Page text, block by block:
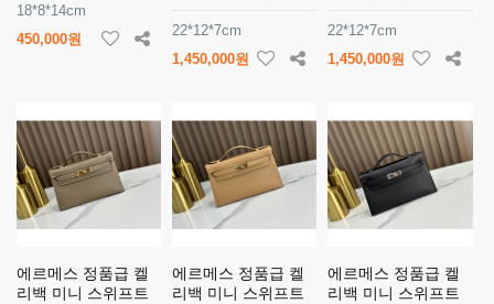
18*8*14cm
450,000원
22*12*7cm
1,450,000원
22*12*7cm
1,450,000원
에르메스 정품급 켈
리백 미니 스위프트
에르메스 정품급 켈
리백 미니 스위프트
에르메스 정품급 켈
리백 미니 스위프트